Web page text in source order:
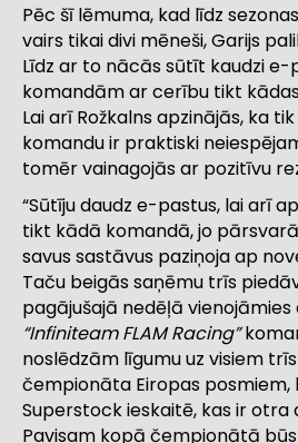
Pēc šī lēmuma, kad līdz
vairs tikai divi mēneši, Garijs
Līdz ar to nācās sūtīt kaudzi e-
komandām ar cerību tikt
Lai arī Rožkalns apzinājās, ka
komandu ir praktiski
tomēr vainagojās ar pozitīvu
“Sūtīju daudz e-pastus, lai arī
tikt kādā komandā, jo
savus sastāvus paziņoja ap
Taču beigās saņēmu trīs
pagājušajā nedēļā
“Infiniteam FLAM Racing”
noslēdzām līgumu uz visiem
čempionāta Eiropas posmiem,
Superstock ieskaitē, kas ir otra
Pavisam kopā čempionātā